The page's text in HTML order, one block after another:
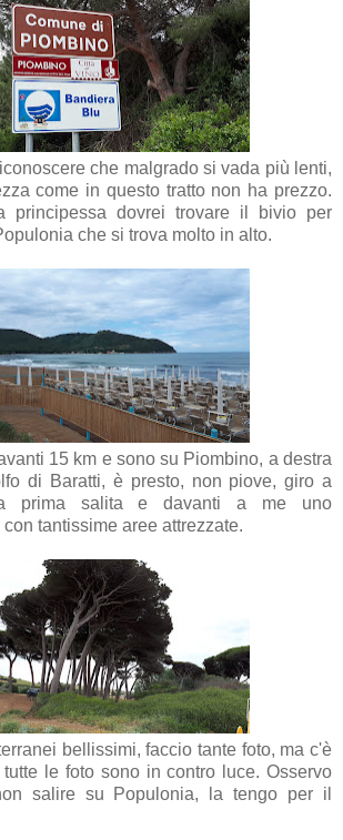
che malgrado si vada più lenti,
come in questo tratto non ha prezzo.
principessa dovrei trovare il bivio per
che si trova molto in alto.
15 km e sono su Piombino, a destra
di Baratti, è presto, non piove, giro a
prima salita e davanti a me uno
tantissime aree attrezzate.
bellissimi, faccio tante foto, ma c'è
le foto sono in contro luce. Osservo
salire su Populonia, la tengo per il